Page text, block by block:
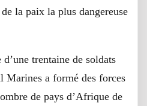
la paix la plus dangereuse
trentaine de soldats
Marines a formé des forces
de pays d’Afrique de